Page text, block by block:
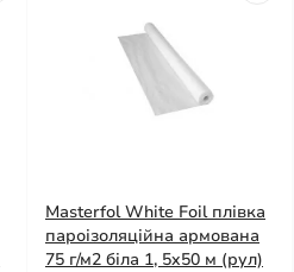
Masterfol White Foil плівка
пароізоляційна армована
75 г/м2 біла 1, 5x50 м (рул)